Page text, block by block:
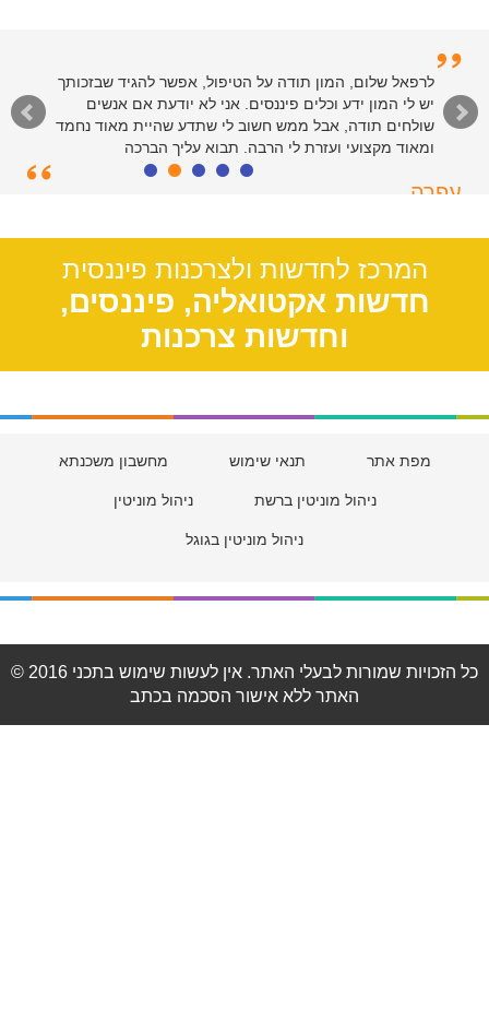
לרפאל שלום, המון תודה על הטיפול, אפשר להגיד שבזכותך
יש לי המון ידע וכלים פיננסים. אני לא יודעת אם אנשים
שולחים תודה, אבל ממש חשוב לי שתדע שהיית מאוד נחמד
ומאוד מקצועי ועזרת לי הרבה. תבוא עליך הברכה
עפרה
המרכז לחדשות ולצרכנות פיננסית
חדשות אקטואליה, פיננסים,
וחדשות צרכנות
מפת אתר תנאי שימוש מחשבון משכנתא
ניהול מוניטין ברשת ניהול מוניטין
ניהול מוניטין בגוגל
© 2016 כל הזכויות שמורות לבעלי האתר. אין לעשות שימוש בתכני
האתר ללא אישור הסכמה בכתב